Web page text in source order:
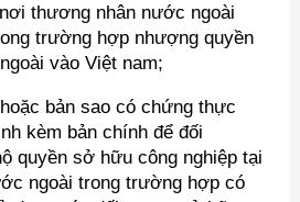
thương nhân nước ngoài
trường hợp nhượng quyền
vào Việt nam;
bản sao có chứng thực
kèm bản chính để đối
quyền sở hữu công nghiệp tại
ngoài trong trường hợp có